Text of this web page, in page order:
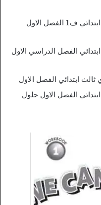
حل كتاب النشاط انجليزي ثالث ابتدائي ف1 الفصل الاول
الفصل الدراسي الاول
ابتدائي الفصل الاول
الفصل الاول حلول